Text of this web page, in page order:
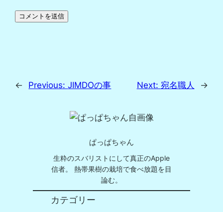
← Previous:JIMDOの事 Next: 宛名職人 →
ぱっぱちゃん
生粋のスバリストにして真正のApple
信者。 熱帯果樹の栽培で食べ放題を目
論む。
カテゴリー